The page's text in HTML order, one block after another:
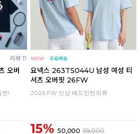
리뷰 11
오버
전!
요넥스 263TS044U 남성 여성 티
셔츠 오버핏 26FW
2026 FW 신상 배드민턴의류
15% 50,000 59,000